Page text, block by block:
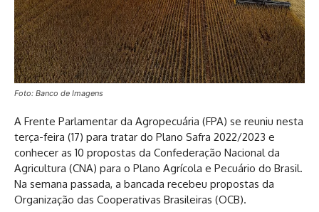
Foto: Banco de Imagens
A Frente Parlamentar da Agropecuária (FPA) se reuniu nesta
terça-feira (17) para tratar do Plano Safra 2022/2023 e
conhecer as 10 propostas da Confederação Nacional da
Agricultura (CNA) para o Plano Agrícola e Pecuário do Brasil.
Na semana passada, a bancada recebeu propostas da
Organização das Cooperativas Brasileiras (OCB).